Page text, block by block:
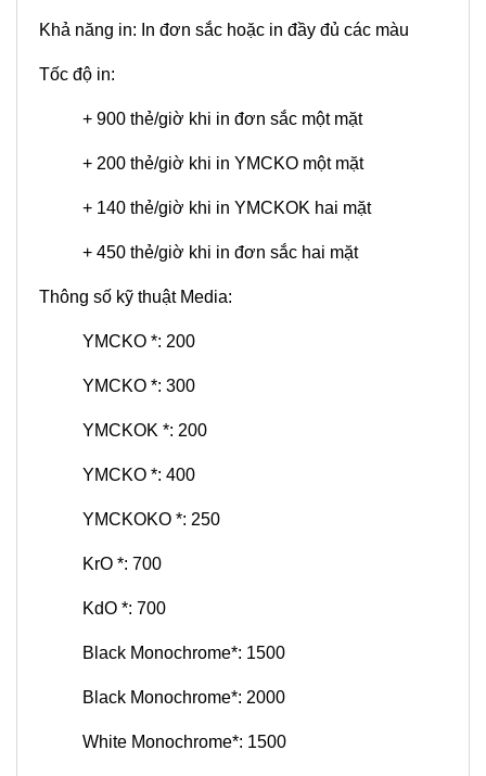
Khả năng in: In đơn sắc hoặc in đầy đủ các màu
Tốc độ in:
+ 900 thẻ/giờ khi in đơn sắc một mặt
+ 200 thẻ/giờ khi in YMCKO một mặt
+ 140 thẻ/giờ khi in YMCKOK hai mặt
+ 450 thẻ/giờ khi in đơn sắc hai mặt
Thông số kỹ thuật Media:
YMCKO *: 200
YMCKO *: 300
YMCKOK *: 200
YMCKO *: 400
YMCKOKO *: 250
KrO *: 700
KdO *: 700
Black Monochrome*: 1500
Black Monochrome*: 2000
White Monochrome*: 1500